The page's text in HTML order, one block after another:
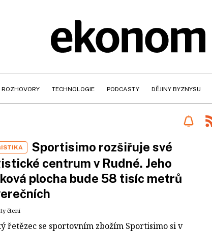
ROZHOVORY TECHNOLOGIE PODCASTY DĚJINY BYZNYSU
Sportisimo rozšiřuje své
centrum v Rudné. Jeho
plocha bude 58 tisíc metrů
čtení
řetězec se sportovním zbožím Sportisimo si v